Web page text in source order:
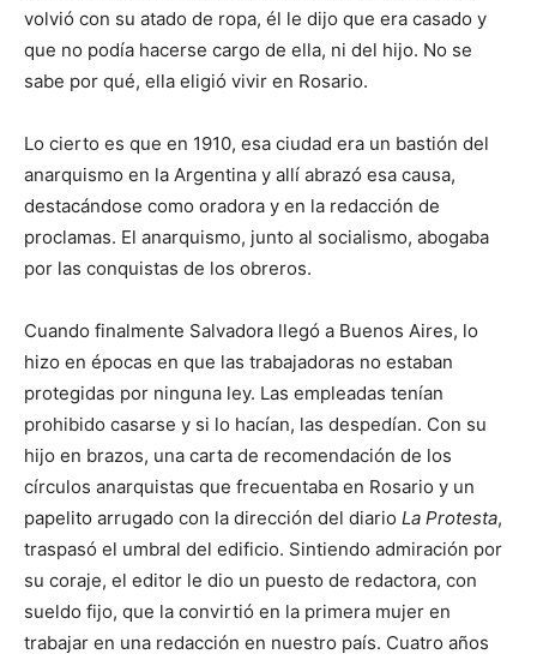
volvió con su atado de ropa, él le dijo que era casado y
que no podía hacerse cargo de ella, ni del hijo. No se
sabe por qué, ella eligió vivir en Rosario.
Lo cierto es que en 1910, esa ciudad era un bastión del
anarquismo en la Argentina y allí abrazó esa causa,
destacándose como oradora y en la redacción de
proclamas. El anarquismo, junto al socialismo, abogaba
por las conquistas de los obreros.
Cuando finalmente Salvadora llegó a Buenos Aires, lo
hizo en épocas en que las trabajadoras no estaban
protegidas por ninguna ley. Las empleadas tenían
prohibido casarse y si lo hacían, las despedían. Con su
hijo en brazos, una carta de recomendación de los
círculos anarquistas que frecuentaba en Rosario y un
papelito arrugado con la dirección del diario La Protesta,
traspasó el umbral del edificio. Sintiendo admiración por
su coraje, el editor le dio un puesto de redactora, con
sueldo fijo, que la convirtió en la primera mujer en
trabajar en una redacción en nuestro país. Cuatro años